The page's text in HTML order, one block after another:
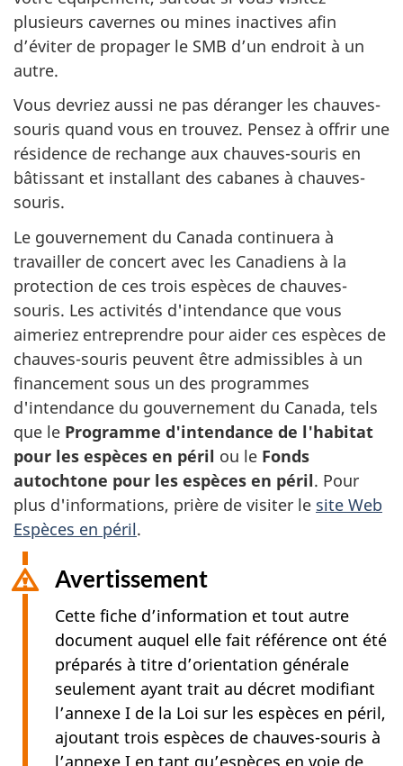
plusieurs cavernes ou mines inactives afin
d’éviter de propager le SMB d’un endroit à un
autre.
Vous devriez aussi ne pas déranger les chauves-
souris quand vous en trouvez. Pensez à offrir une
résidence de rechange aux chauves-souris en
bâtissant et installant des cabanes à chauves-
souris.
Le gouvernement du Canada continuera à
travailler de concert avec les Canadiens à la
protection de ces trois espèces de chauves-
souris. Les activités d'intendance que vous
aimeriez entreprendre pour aider ces espèces de
chauves-souris peuvent être admissibles à un
financement sous un des programmes
d'intendance du gouvernement du Canada, tels
que le Programme d'intendance de l'habitat
pour les espèces en péril ou le Fonds
autochtone pour les espèces en péril. Pour
plus d'informations, prière de visiter le site Web
Espèces en péril.
Avertissement
Cette fiche d’information et tout autre
document auquel elle fait référence ont été
préparés à titre d’orientation générale
seulement ayant trait au décret modifiant
l’annexe I de la Loi sur les espèces en péril,
ajoutant trois espèces de chauves-souris à
l’annexe I en tant qu’espèces en voie de